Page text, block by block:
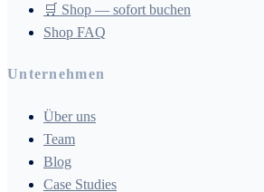
🛒 Shop — sofort buchen
Shop FAQ
Unternehmen
Über uns
Team
Blog
Case Studies